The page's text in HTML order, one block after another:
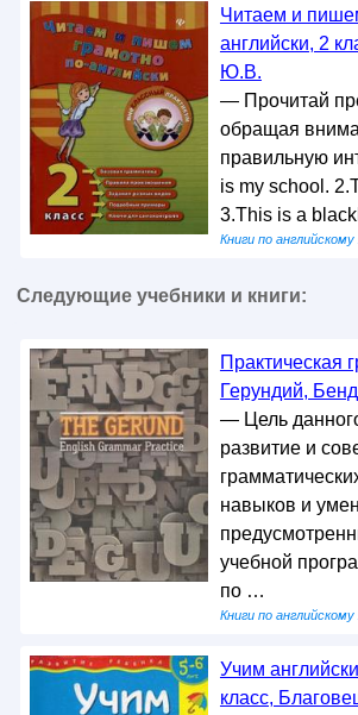
Читаем и
английски, 2
Ю.В.
— Прочитай
обращая
правильную
is my school.
3.This is a
Книги по английскому
Следующие учебники и книги:
Практическая
Герундий,
— Цель
развитие и
навыков и
учебной
по …
Книги по английскому
Учим
класс,